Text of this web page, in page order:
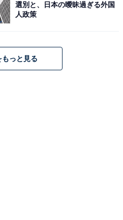
選別と、日本の曖昧過ぎる外国
人政策
もっと見る